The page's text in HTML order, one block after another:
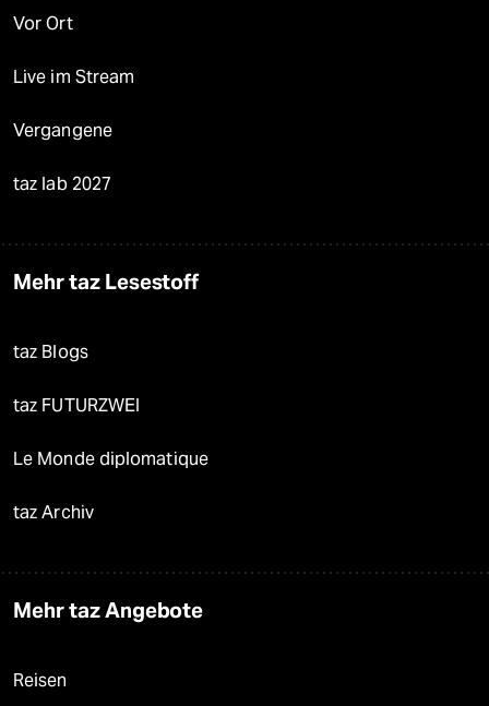
Vor Ort
Live im Stream
Vergangene
taz lab 2027
Mehr taz Lesestoff
taz Blogs
taz FUTURZWEI
Le Monde diplomatique
taz Archiv
Mehr taz Angebote
Reisen